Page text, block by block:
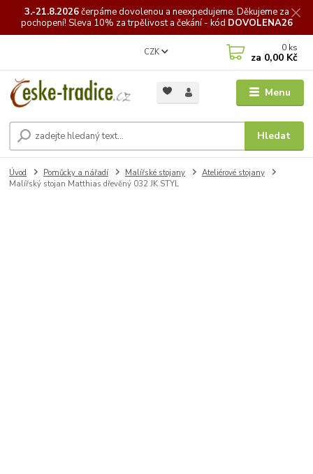
3.-21.8.2026čerpámedovolenou a neexpedujeme. Děkujeme za
pochopení! Sleva 10% za trpělivost a čekání - kód DOVOLENA26
Menu
CZK
Hledat
0 ks
za 0,00 Kč
Úvod Pomůcky a nářadí Malířské stojany
Ateliérové stojany
Malířský stojan Matthias dřevěný 032 JK STYL